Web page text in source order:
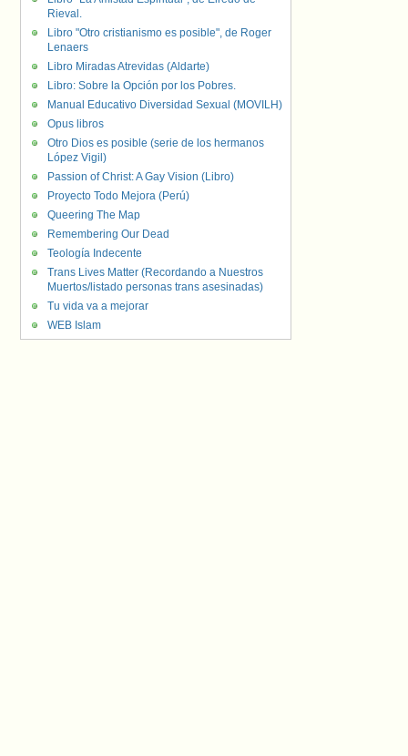
Rieval.
Libro "Otro cristianismo es posible", de Roger
Lenaers
Libro Miradas Atrevidas (Aldarte)
Libro: Sobre la Opción por los Pobres.
Manual Educativo Diversidad Sexual (MOVILH)
Opus libros
Otro Dios es posible (serie de los hermanos
López Vigil)
Passion of Christ: A Gay Vision (Libro)
Proyecto Todo Mejora (Perú)
Queering The Map
Remembering Our Dead
Teología Indecente
Trans Lives Matter (Recordando a Nuestros
Muertos/listado personas trans asesinadas)
Tu vida va a mejorar
WEB Islam